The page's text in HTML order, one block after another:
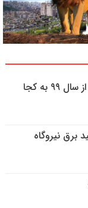
انتقال سهام عدالت متوفیان بعد از سال ۹۹ به کجا
برق نیروگاه